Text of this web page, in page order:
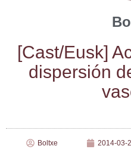
[Cast/​Eusk]
dis­per­sión
Boltxe 2014-03-